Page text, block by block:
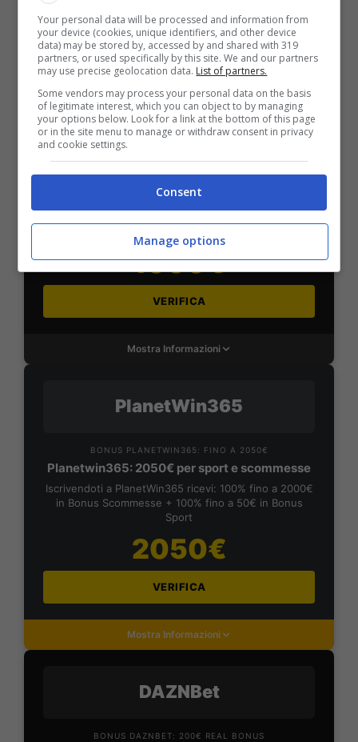
2050€
VERIFICA
Mostra Informazioni
SNAI
Bonus Benvenuto Sport: fino a 1.000€
1000€
VERIFICA
Mostra Informazioni
PlanetWin365
BONUS PLANETWIN365: FINO A 2050€
Planetwin365: 2050€ per sport e scommesse
Iscrivendoti a PlanetWin365 ricevi: 100% fino a 2000€
in Bonus Scommesse + 100% fino a 50€ in Bonus
Sport
2050€
VERIFICA
Mostra Informazioni
DAZNBet
BONUS DAZNBET: 200€ REAL BONUS
Your personal data will be processed and information from
your device (cookies, unique identifiers, and other device
data) may be stored by, accessed by and shared with 319
partners, or used specifically by this site. We and our partners
may use precise geolocation data. List of partners.
Some vendors may process your personal data on the basis
of legitimate interest, which you can object to by managing
your options below. Look for a link at the bottom of this page
or in the site menu to manage or withdraw consent in privacy
and cookie settings.
Consent
Manage options